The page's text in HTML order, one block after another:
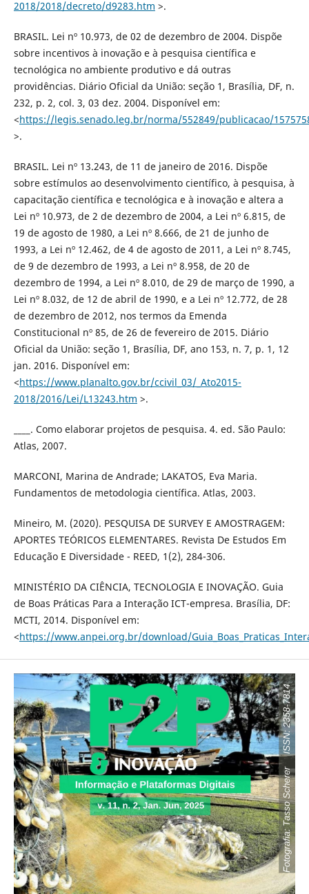
2018/2018/decreto/d9283.htm >.
BRASIL. Lei nº 10.973, de 02 de dezembro de 2004. Dispõe
sobre incentivos à inovação e à pesquisa científica e
tecnológica no ambiente produtivo e dá outras
providências. Diário Oficial da União: seção 1, Brasília, DF, n.
232, p. 2, col. 3, 03 dez. 2004. Disponível em:
<https://legis.senado.leg.br/norma/552849/publicacao/
>.
BRASIL. Lei nº 13.243, de 11 de janeiro de 2016. Dispõe
sobre estímulos ao desenvolvimento científico, à pesquisa, à
capacitação científica e tecnológica e à inovação e altera a
Lei nº 10.973, de 2 de dezembro de 2004, a Lei nº 6.815, de
19 de agosto de 1980, a Lei nº 8.666, de 21 de junho de
1993, a Lei nº 12.462, de 4 de agosto de 2011, a Lei nº 8.745,
de 9 de dezembro de 1993, a Lei nº 8.958, de 20 de
dezembro de 1994, a Lei nº 8.010, de 29 de março de 1990, a
Lei nº 8.032, de 12 de abril de 1990, e a Lei nº 12.772, de 28
de dezembro de 2012, nos termos da Emenda
Constitucional nº 85, de 26 de fevereiro de 2015. Diário
Oficial da União: seção 1, Brasília, DF, ano 153, n. 7, p. 1, 12
jan. 2016. Disponível em:
<https://www.planalto.gov.br/ccivil_03/_Ato2015-
2018/2016/Lei/L13243.htm >.
____. Como elaborar projetos de pesquisa. 4. ed. São Paulo:
Atlas, 2007.
MARCONI, Marina de Andrade; LAKATOS, Eva Maria.
Fundamentos de metodologia científica. Atlas, 2003.
Mineiro, M. (2020). PESQUISA DE SURVEY E AMOSTRAGEM:
APORTES TEÓRICOS ELEMENTARES. Revista De Estudos Em
Educação E Diversidade - REED, 1(2), 284-306.
MINISTÉRIO DA CIÊNCIA, TECNOLOGIA E INOVAÇÃO. Guia
de Boas Práticas Para a Interação ICT-empresa. Brasília, DF:
MCTI, 2014. Disponível em:
<https://www.anpei.org.br/download/